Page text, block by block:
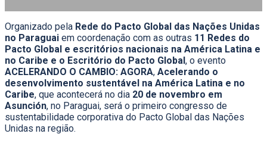
Organizado pela Rede do Pacto Global das Nações Unidas
no Paraguai em coordenação com as outras 11 Redes do
Pacto Global e escritórios nacionais na América Latina e
no Caribe e o Escritório do Pacto Global , o evento
ACELERANDO O CAMBIO: AGORA, Acelerando o
desenvolvimento sustentável na América Latina e no
Caribe, que acontecerá no dia 20 de novembro em
Asunción, no Paraguai, será o primeiro congresso de
sustentabilidade corporativa do Pacto Global das Nações
Unidas na região.